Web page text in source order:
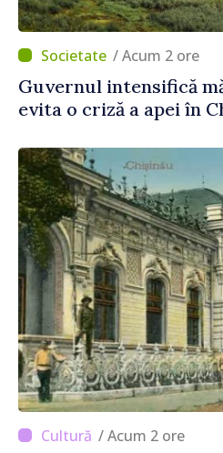
/ Acum 2 ore
Guvernul intensifică
evita o criză a apei în
/ Acum 2 ore